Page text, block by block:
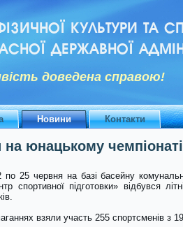
КУЛЬТУРИ ТА
ДЕРЖАВНОЇ
доведена справою!
Новини Контакти
юнацькому
по 25 червня на базі басейну
спортивної підготовки» відбувся
взяли участь 255 спортсменів з